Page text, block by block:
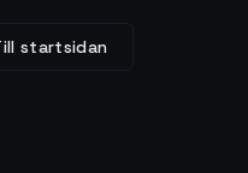
startsidan